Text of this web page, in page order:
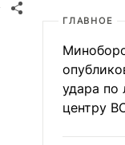
ГЛАВНОЕ
удара по
центру